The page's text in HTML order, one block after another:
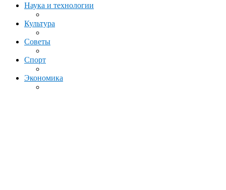
Наука и технологии
Культура
Советы
Спорт
Экономика